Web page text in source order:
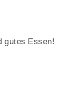
gutes Essen!